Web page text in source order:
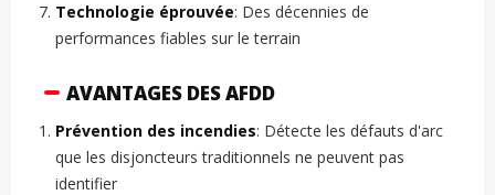
Technologie éprouvée: Des décennies de
performances fiables sur le terrain
AVANTAGES DES AFDD
Prévention des incendies: Détecte les défauts d'arc
que les disjoncteurs traditionnels ne peuvent pas
identifier